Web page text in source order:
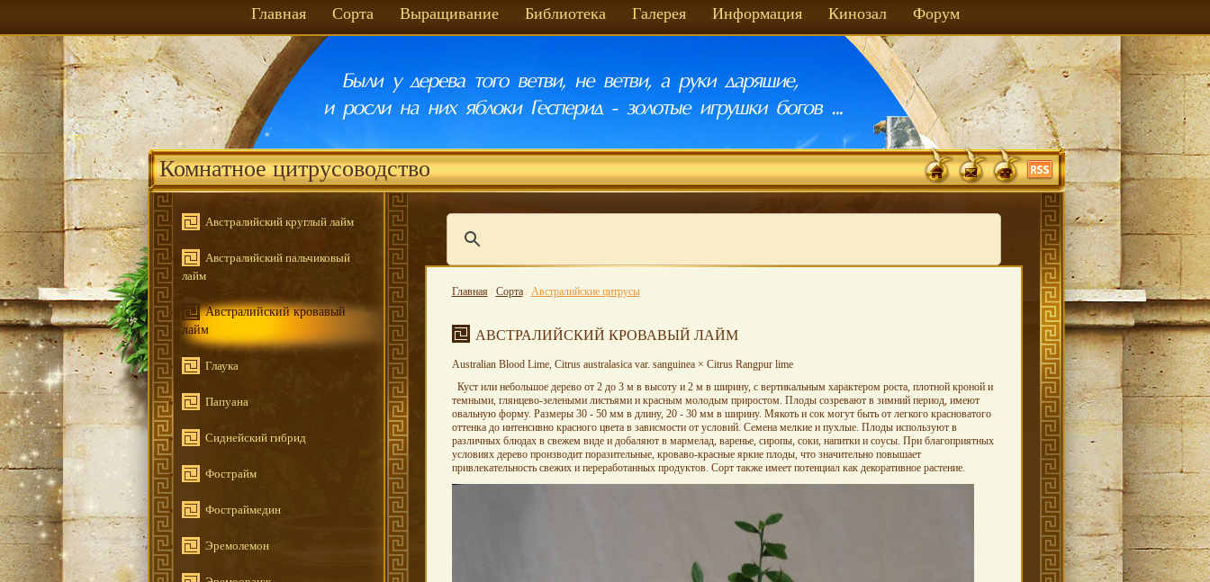
Главная Сорта Выращивание Библиотека Галерея Информация Кинозал Форум
Комнатное цитрусоводство
Австралийский круглый лайм
Австралийский пальчиковый
лайм
Австралийский кровавый
лайм
Глаука
Папуана
Сиднейский гибрид
Фострайм
Фостраймедин
Эремолемон
Главная/ Сорта/ Австралийские цитрусы
АВСТРАЛИЙСКИЙ КРОВАВЫЙ ЛАЙМ
Australian Blood Lime, Citrus australasica var. sanguinea × Citrus Rangpur lime
Куст или небольшое дерево от 2 до 3 м в высоту и 2 м в ширину, с вертикальным характером роста, плотной кроной и
темными, глянцево-зелеными листьями и красным молодым приростом. Плоды созревают в зимний период, имеют
овальную форму. Размеры 30 - 50 мм в длину, 20 - 30 мм в ширину. Мякоть и сок могут быть от легкого красноватого
оттенка до интенсивно красного цвета в зависмости от условий. Семена мелкие и пухлые. Плоды используют в
различных блюдах в свежем виде и добаляют в мармелад, варенье, сиропы, соки, напитки и соусы. При благоприятных
условиях дерево производит поразительные, кроваво-красные яркие плоды, что значительно повышает
привлекательность свежих и переработанных продуктов. Сорт также имеет потенциал как декоративное растение.